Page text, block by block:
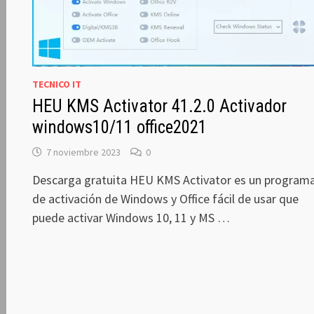
TECNICO IT
HEU KMS Activator 41.2.0 Activador
windows10/11 office2021
7 noviembre 2023 0
Descarga gratuita HEU KMS Activator es un
de activación de Windows y Office fácil de usar que
puede activar Windows 10, 11 y MS …